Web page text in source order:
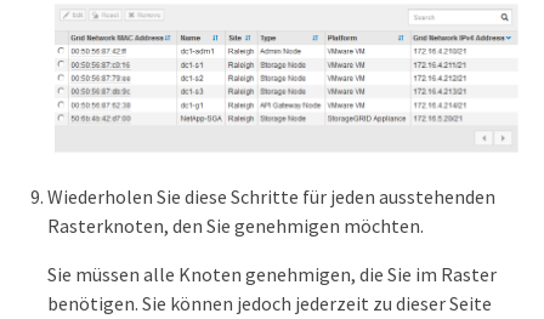
Wiederholen Sie diese Schritte für jeden ausstehenden
Rasterknoten, den Sie genehmigen möchten.
Sie müssen alle Knoten genehmigen, die Sie im Raster
benötigen. Sie können jedoch jederzeit zu dieser Seite